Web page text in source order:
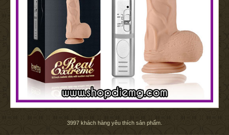
3997 khách hàng yêu thích sản phẩm.